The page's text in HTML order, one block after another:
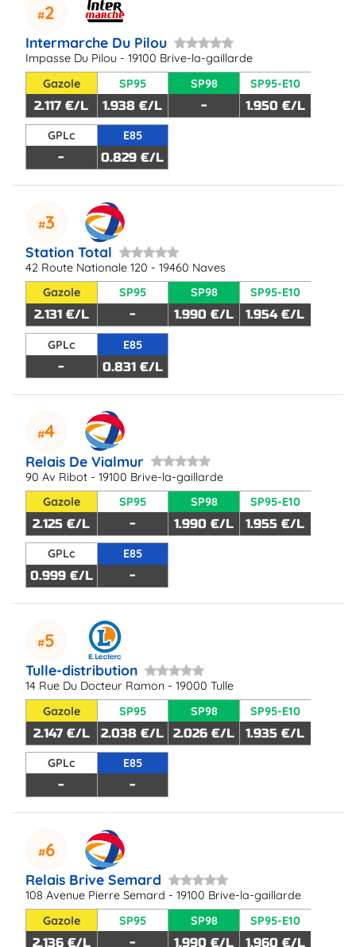
2
Intermarche Du Pilou
Impasse Du Pilou - 19100 Brive-la-gaillarde
Gazole
2.117 €/L
SP95
1.938 €/L
SP98
-
SP95-E10
1.950 €/L
GPLc
-
E85
0.829 €/L
3
Station Total
42 Route Nationale 120 - 19460 Naves
Gazole
2.131 €/L
SP95
-
SP98
1.990 €/L
SP95-E10
1.954 €/L
GPLc
-
E85
0.831 €/L
4
Relais De Vialmur
90 Av Ribot - 19100 Brive-la-gaillarde
Gazole
2.125 €/L
SP95
-
SP98
1.990 €/L
SP95-E10
1.955 €/L
GPLc
0.999 €/L
E85
-
5
Tulle-distribution
14 Rue Du Docteur Ramon - 19000 Tulle
Gazole
2.147 €/L
SP95
2.038 €/L
SP98
2.026 €/L
SP95-E10
1.935 €/L
GPLc
-
E85
-
6
Relais Brive Semard
108 Avenue Pierre Semard - 19100 Brive-la-gaillarde
Gazole
2.136 €/L
SP95
-
SP98
1.990 €/L
SP95-E10
1.960 €/L